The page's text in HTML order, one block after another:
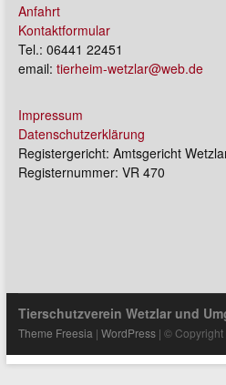
Anfahrt
Kontaktformular
Tel.: 06441 22451
email: tierheim-wetzlar@web.de
Impressum
Datenschutzerklärung
Registergericht: Amtsgericht
Registernummer: VR 470
Tierschutzverein Wetzlar und
Theme Freesia | WordPress| © Copyright